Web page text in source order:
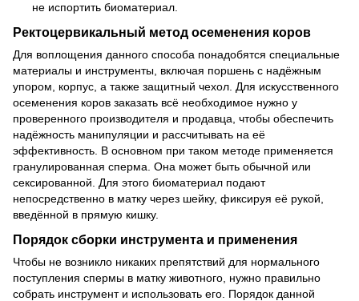
не испортить биоматериал.
Ректоцервикальный метод осеменения коров
Для воплощения данного способа понадобятся специальные
материалы и инструменты, включая поршень с надёжным
упором, корпус, а также защитный чехол. Для искусственного
осеменения коров заказать всё необходимое нужно у
проверенного производителя и продавца, чтобы обеспечить
надёжность манипуляции и рассчитывать на её
эффективность. В основном при таком методе применяется
гранулированная сперма. Она может быть обычной или
сексированной. Для этого биоматериал подают
непосредственно в матку через шейку, фиксируя её рукой,
введённой в прямую кишку.
Порядок сборки инструмента и применения
Чтобы не возникло никаких препятствий для нормального
поступления спермы в матку животного, нужно правильно
собрать инструмент и использовать его. Порядок данной